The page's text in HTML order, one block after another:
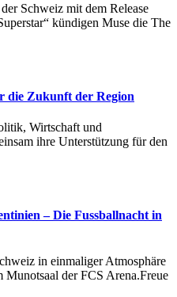
Schweiz mit dem Release
kündigen Muse die The
die Zukunft der Region
Wirtschaft und
ihre Unterstützung für den
– Die Fussballnacht in
in einmaliger Atmosphäre
der FCS Arena.Freue